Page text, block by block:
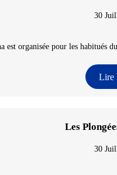
30
est organisée pour les habitués
Lire
Les
30